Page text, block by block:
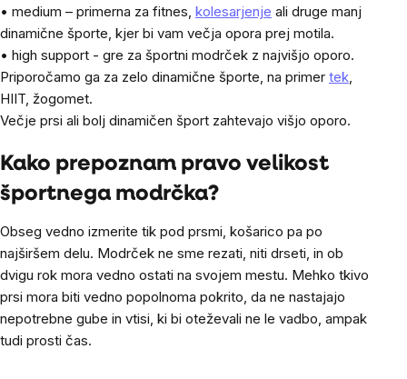
• medium – primerna za fitnes, kolesarjenje ali druge manj
dinamične športe, kjer bi vam večja opora prej motila.
• high support - gre za športni modrček z najvišjo oporo.
Priporočamo ga za zelo dinamične športe, na primer tek,
HIIT, žogomet.
Večje prsi ali bolj dinamičen šport zahtevajo višjo oporo.
Kako prepoznam pravo velikost
športnega modrčka?
Obseg vedno izmerite tik pod prsmi, košarico pa po
najširšem delu. Modrček ne sme rezati, niti drseti, in ob
dvigu rok mora vedno ostati na svojem mestu. Mehko tkivo
prsi mora biti vedno popolnoma pokrito, da ne nastajajo
nepotrebne gube in vtisi, ki bi oteževali ne le vadbo, ampak
tudi prosti čas.